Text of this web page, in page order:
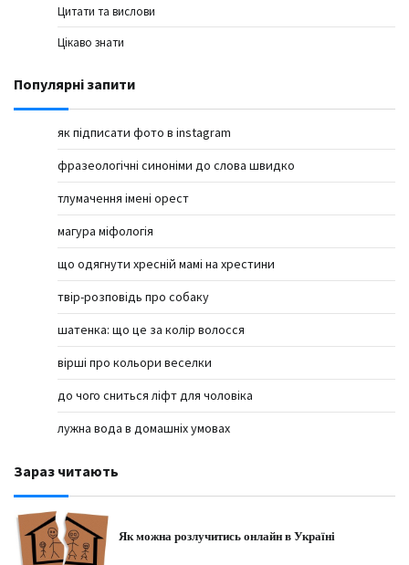
Цитати та вислови
Цікаво знати
Популярні запити
як підписати фото в instagram
фразеологічні синоніми до слова швидко
тлумачення імені орест
магура міфологія
що одягнути хресній мамі на хрестини
твір-розповідь про собаку
шатенка: що це за колір волосся
вірші про кольори веселки
до чого сниться ліфт для чоловіка
лужна вода в домашніх умовах
Зараз читають
Як можна розлучитись онлайн в Україні